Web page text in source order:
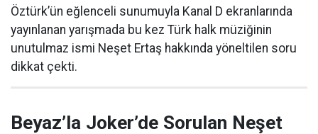
Öztürk’ün eğlenceli sunumuyla Kanal D ekranlarında
yayınlanan yarışmada bu kez Türk halk müziğinin
unutulmaz ismi Neşet Ertaş hakkında yöneltilen soru
dikkat çekti.
Beyaz’la Joker’de Sorulan Neşet